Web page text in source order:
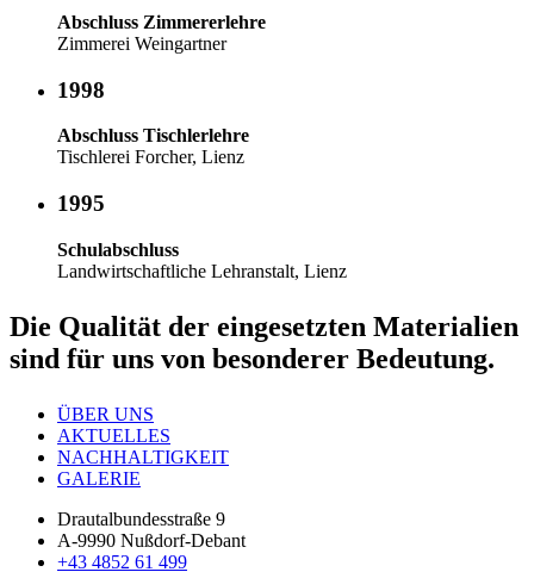
Abschluss Zimmererlehre
Zimmerei Weingartner
1998
Abschluss Tischlerlehre
Tischlerei Forcher, Lienz
1995
Schulabschluss
Landwirtschaftliche Lehranstalt, Lienz
Die Qualität der eingesetzten Materialien
sind für uns von besonderer Bedeutung.
ÜBER UNS
AKTUELLES
NACHHALTIGKEIT
GALERIE
Drautalbundesstraße 9
A-9990 Nußdorf-Debant
+43 4852 61 499